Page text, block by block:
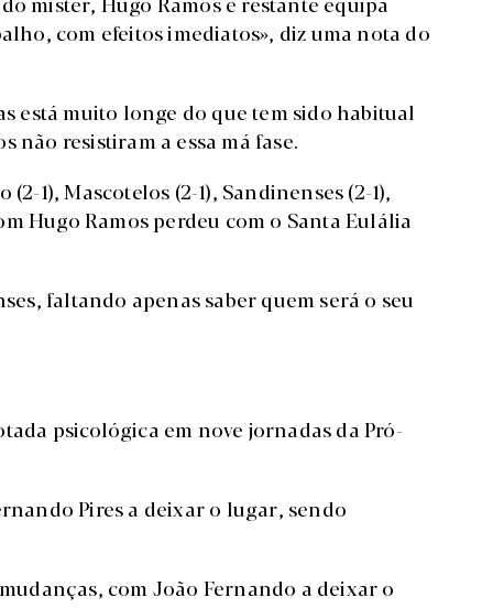
com efeitos imediatos», diz uma nota do
está muito longe do que tem sido habitual
não resistiram a essa má fase.
1), Mascotelos (2-1), Sandinenses (2-1),
Hugo Ramos perdeu com o Santa Eulália
faltando apenas saber quem será o seu
psicológica em nove jornadas da Pró-
Pires a deixar o lugar, sendo
com João Fernando a deixar o